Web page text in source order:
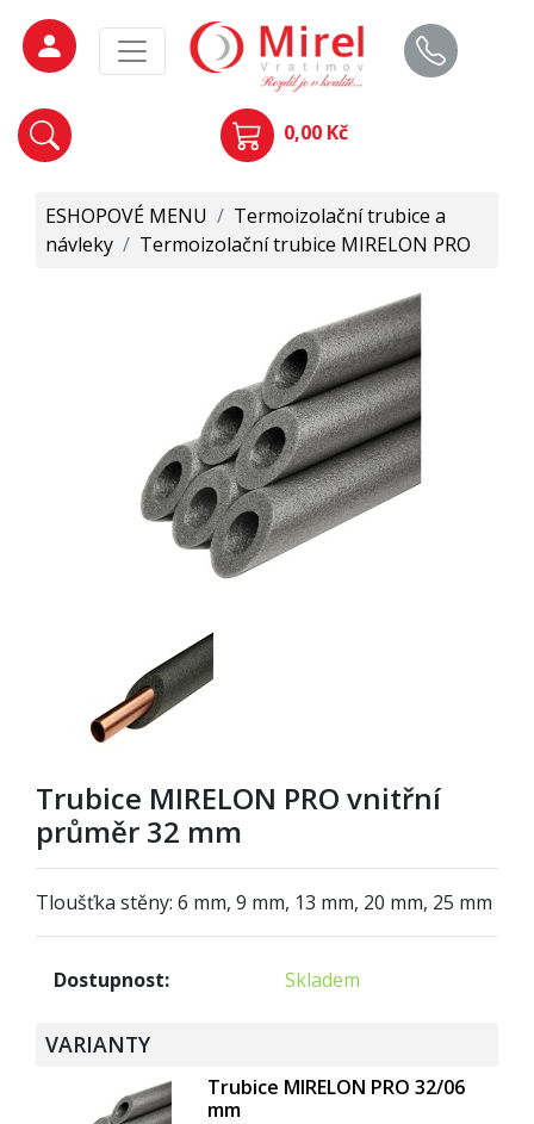
0,00 Kč
ESHOPOVÉ MENU / Termoizolační trubice a
návleky / Termoizolační trubice MIRELON PRO
Trubice MIRELON PRO vnitřní
průměr 32 mm
Tloušťka stěny: 6 mm, 9 mm, 13 mm, 20 mm, 25 mm
Dostupnost: Skladem
VARIANTY
Trubice MIRELON PRO 32/06
mm